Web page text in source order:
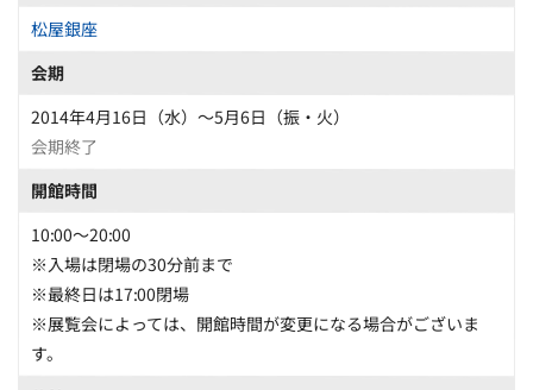
松屋銀座
会期
2014年4月16日（水）～5月6日（振・火）
会期終了
開館時間
10:00～20:00
※入場は閉場の30分前まで
※最終日は17:00閉場
※展覧会によっては、開館時間が変更になる場合がございま
す。